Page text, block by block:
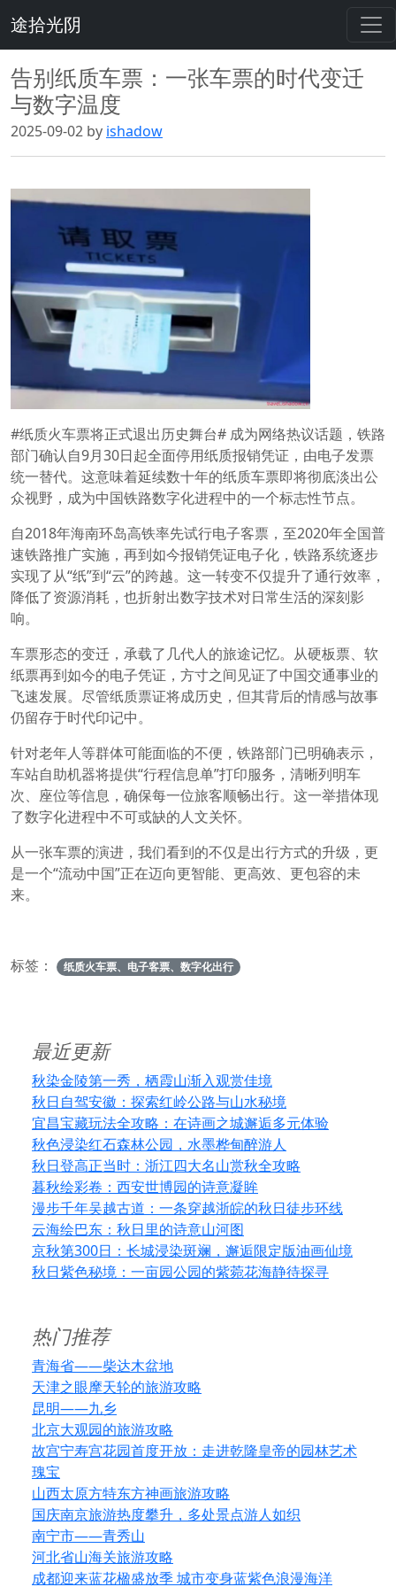
途拾光阴
告别纸质车票：一张车票的时代变迁
与数字温度
2025-09-02 by ishadow
#纸质火车票将正式退出历史舞台# 成为网络热议话题，铁路
部门确认自9月30日起全面停用纸质报销凭证，由电子发票
统一替代。这意味着延续数十年的纸质车票即将彻底淡出公
众视野，成为中国铁路数字化进程中的一个标志性节点。
自2018年海南环岛高铁率先试行电子客票，至2020年全国普
速铁路推广实施，再到如今报销凭证电子化，铁路系统逐步
实现了从“纸”到“云”的跨越。这一转变不仅提升了通行效率，
降低了资源消耗，也折射出数字技术对日常生活的深刻影
响。
车票形态的变迁，承载了几代人的旅途记忆。从硬板票、软
纸票再到如今的电子凭证，方寸之间见证了中国交通事业的
飞速发展。尽管纸质票证将成历史，但其背后的情感与故事
仍留存于时代印记中。
针对老年人等群体可能面临的不便，铁路部门已明确表示，
车站自助机器将提供“行程信息单”打印服务，清晰列明车
次、座位等信息，确保每一位旅客顺畅出行。这一举措体现
了数字化进程中不可或缺的人文关怀。
从一张车票的演进，我们看到的不仅是出行方式的升级，更
是一个“流动中国”正在迈向更智能、更高效、更包容的未
来。
标签： 纸质火车票、电子客票、数字化出行
最近更新
秋染金陵第一秀，栖霞山渐入观赏佳境
秋日自驾安徽：探索红岭公路与山水秘境
宜昌宝藏玩法全攻略：在诗画之城邂逅多元体验
秋色浸染红石森林公园，水墨桦甸醉游人
秋日登高正当时：浙江四大名山赏秋全攻略
暮秋绘彩卷：西安世博园的诗意凝眸
漫步千年吴越古道：一条穿越浙皖的秋日徒步环线
云海绘巴东：秋日里的诗意山河图
京秋第300日：长城浸染斑斓，邂逅限定版油画仙境
秋日紫色秘境：一亩园公园的紫菀花海静待探寻
热门推荐
青海省——柴达木盆地
天津之眼摩天轮的旅游攻略
昆明——九乡
北京大观园的旅游攻略
故宫宁寿宫花园首度开放：走进乾隆皇帝的园林艺术
瑰宝
山西太原方特东方神画旅游攻略
国庆南京旅游热度攀升，多处景点游人如织
南宁市——青秀山
河北省山海关旅游攻略
成都迎来蓝花楹盛放季 城市变身蓝紫色浪漫海洋